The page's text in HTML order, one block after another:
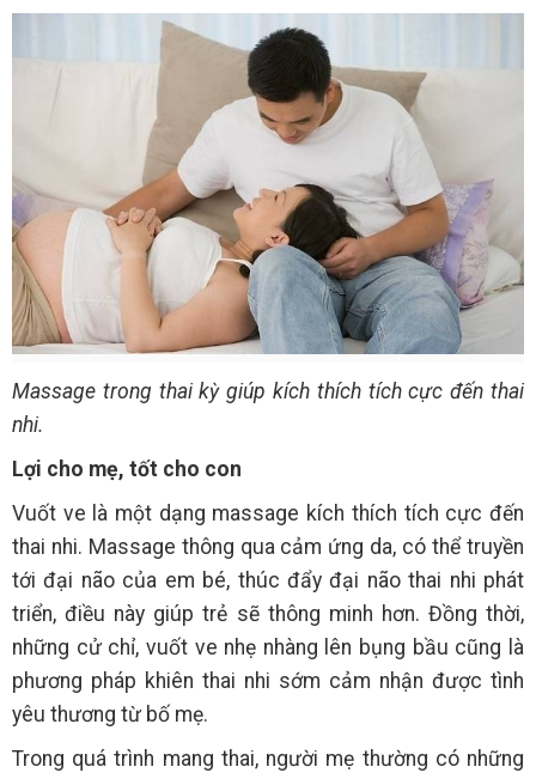
Massage trong thai kỳ giúp kích thích tích cực đến thai
nhi.
Lợi cho mẹ, tốt cho con
Vuốt ve là một dạng massage kích thích tích cực đến
thai nhi. Massage thông qua cảm ứng da, có thể truyền
tới đại não của em bé, thúc đẩy đại não thai nhi phát
triển, điều này giúp trẻ sẽ thông minh hơn. Đồng thời,
những cử chỉ, vuốt ve nhẹ nhàng lên bụng bầu cũng là
phương pháp khiên thai nhi sớm cảm nhận được tình
yêu thương từ bố mẹ.
Trong quá trình mang thai, người mẹ thường có những